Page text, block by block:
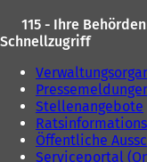
115 - Ihre
Schnellzugriff
Stellenangebote
Öffentliche
Serviceportal